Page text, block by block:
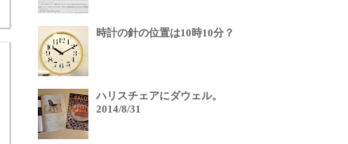
時計の針の位置は10時10分？
ハリスチェアにダウェル。
2014/8/31